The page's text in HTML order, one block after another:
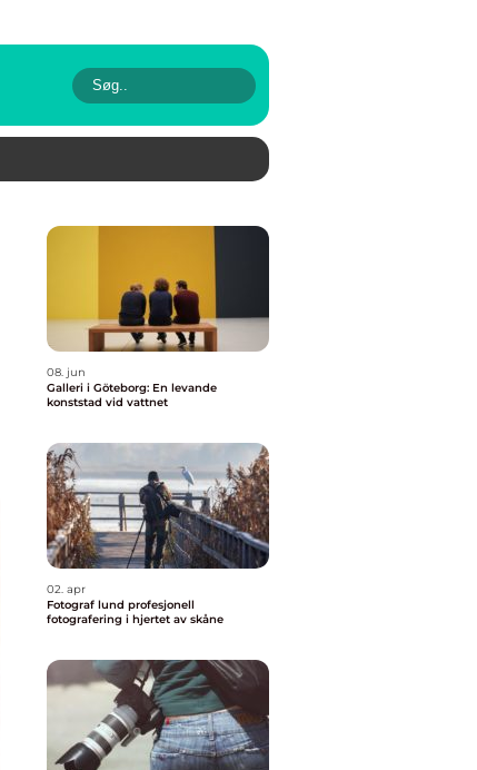
08. jun
Galleri i Göteborg: En levande
konststad vid vattnet
02. apr
Fotograf lund profesjonell
fotografering i hjertet av skåne